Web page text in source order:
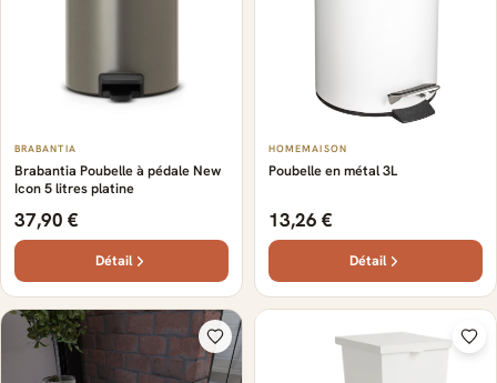
BRABANTIA
Brabantia Poubelle à pédale New
Icon 5 litres platine
37,90 €
Détail
HOMEMAISON
Poubelle en métal 3L
13,26 €
Détail